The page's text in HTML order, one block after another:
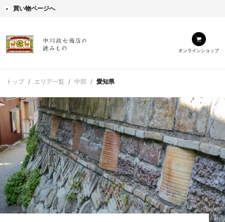
買い物ページへ
オンラインショップ
トップ エリア一覧 中部 愛知県